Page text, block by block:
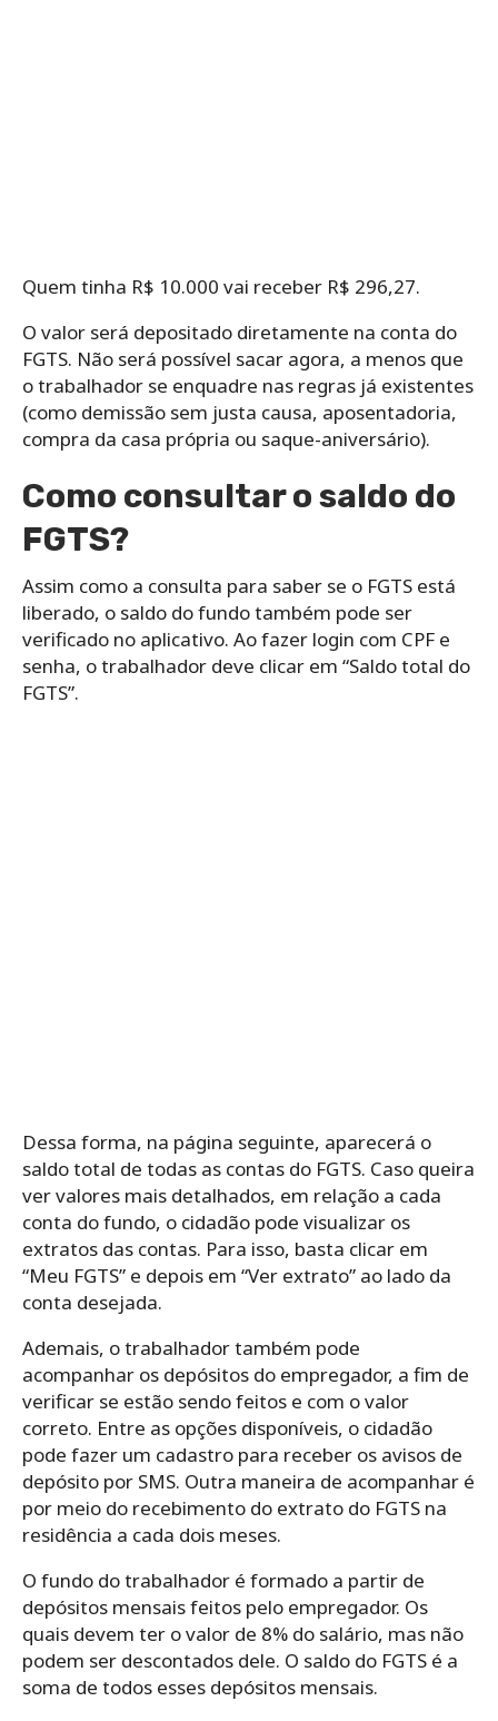
Quem tinha R$ 10.000 vai receber R$ 296,27.
O valor será depositado diretamente na conta do
FGTS. Não será possível sacar agora, a menos que
o trabalhador se enquadre nas regras já existentes
(como demissão sem justa causa, aposentadoria,
compra da casa própria ou saque-aniversário).
Como consultar o saldo do
FGTS?
Assim como a consulta para saber se o FGTS está
liberado, o saldo do fundo também pode ser
verificado no aplicativo. Ao fazer login com CPF e
senha, o trabalhador deve clicar em “Saldo total do
FGTS”.
Dessa forma, na página seguinte, aparecerá o
saldo total de todas as contas do FGTS. Caso queira
ver valores mais detalhados, em relação a cada
conta do fundo, o cidadão pode visualizar os
extratos das contas. Para isso, basta clicar em
“Meu FGTS” e depois em “Ver extrato” ao lado da
conta desejada.
Ademais, o trabalhador também pode
acompanhar os depósitos do empregador, a fim de
verificar se estão sendo feitos e com o valor
correto. Entre as opções disponíveis, o cidadão
pode fazer um cadastro para receber os avisos de
depósito por SMS. Outra maneira de acompanhar é
por meio do recebimento do extrato do FGTS na
residência a cada dois meses.
O fundo do trabalhador é formado a partir de
depósitos mensais feitos pelo empregador. Os
quais devem ter o valor de 8% do salário, mas não
podem ser descontados dele. O saldo do FGTS é a
soma de todos esses depósitos mensais.